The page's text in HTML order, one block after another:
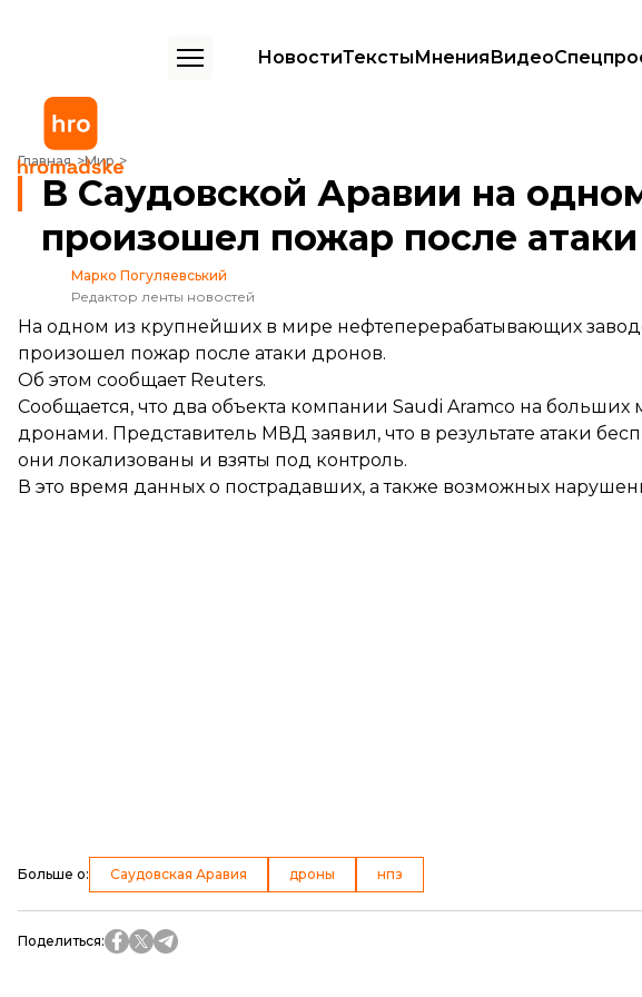
НовостиТекстыМненияВидео
Главная Мир
В Саудовской Аравии на одном из крупнейших в мире НПЗ произошел пожар после
В Саудовской Аравии на
произошел пожар после
Марко Погуляевський
Редактор ленты новостей
На одном из крупнейших в мире нефтеперерабатывающих
произошел пожар после атаки дронов.
Об этом сообщаетReuters.
Сообщается, что два объекта компании Saudi Aramco на
дронами. Представитель МВД заявил, что в результате атаки
они локализованы и взяты под контроль.
В это время данных о пострадавших, а также возможных
Больше о: Саудовская Аравия дроны нпз
Поделиться: